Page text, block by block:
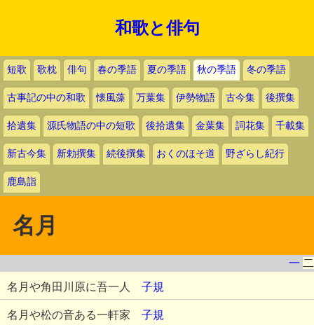
和歌と俳句
短歌 歌枕 俳句 春の季語 夏の季語 秋の季語 冬の季語
古事記の中の和歌 懐風藻 万葉集 伊勢物語 古今集 後撰集
拾遺集 源氏物語の中の短歌 後拾遺集 金葉集 詞花集 千載集
新古今集 新勅撰集 続後撰集 おくのほそ道 野ざらし紀行
鹿島詣
名月
一 二
名月や角田川原に吾一人 子規
名月や松の音ある一軒家 子規